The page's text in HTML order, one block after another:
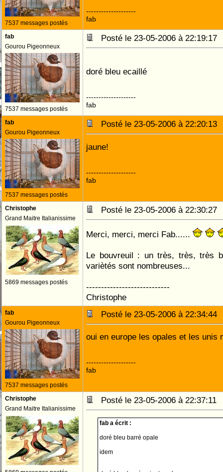
7537 messages postés
--------------------
fab
fab
Gourou Pigeonneux
7537 messages postés
Posté le 23-05-2006 à
doré bleu ecaillé
--------------------
fab
fab
Gourou Pigeonneux
7537 messages postés
Posté le 23-05-2006 à
jaune!
--------------------
fab
Christophe
Grand Maitre Italianissime
5869 messages postés
Posté le 23-05-2006 à
Merci, merci, merci Fab......
Le bouvreuil : un très, très, très
variètés sont nombreuses...
----------------------------
Christophe
fab
Gourou Pigeonneux
7537 messages postés
Posté le 23-05-2006 à
oui en europe les opales et les unis
--------------------
fab
Christophe
Grand Maitre Italianissime
Posté le 23-05-2006 à
fab a écrit :
doré bleu barré opale
idem